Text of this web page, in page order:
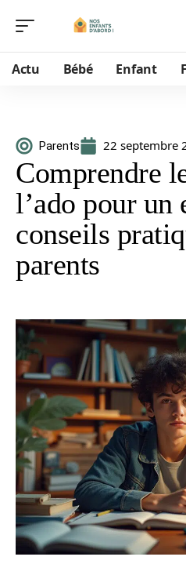
Actu Bébé Enfant
Parents 22 septembre
Comprendre
l’ado pour un
conseils
parents